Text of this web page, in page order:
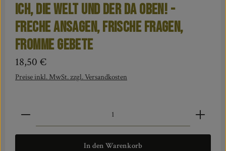
Ich, die Welt und DER da oben! -
Freche Ansagen, frische Fragen,
fromme Gebete
Regulärer Preis:
18,50 €
Preise inkl. MwSt. zzgl. Versandkosten
Produkt Anzahl: Gib den gewünschten Wert ein oder
In den Warenkorb